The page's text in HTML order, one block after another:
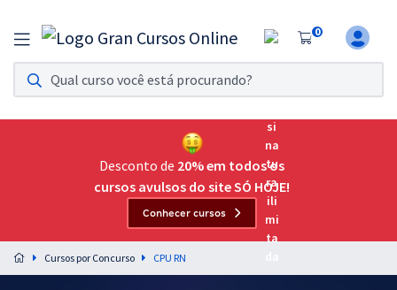
0
Assinatura Ilimitada 11
Acesso a todos os cursos. Teste grátis por 7 dias!
Assinatura OAB Até Passar
Acesso ilimitado a toda preparação para o Exame da
Preparação completa e intensiva para as principais
residências em saúde do Brasil
Desconto de 20% em todos os
cursos avulsos do site SÓ HOJE!
Conhecer cursos
Cursos por Concurso CPU RN